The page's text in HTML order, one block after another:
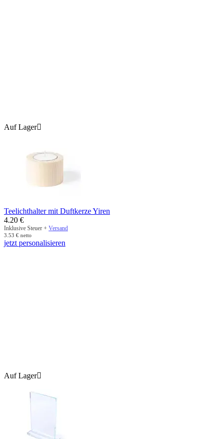
Auf Lager
Teelichthalter mit Duftkerze Yiren
4.20 €
Inklusive Steuer + Versand
3.53 € netto
jetzt personalisieren
Auf Lager